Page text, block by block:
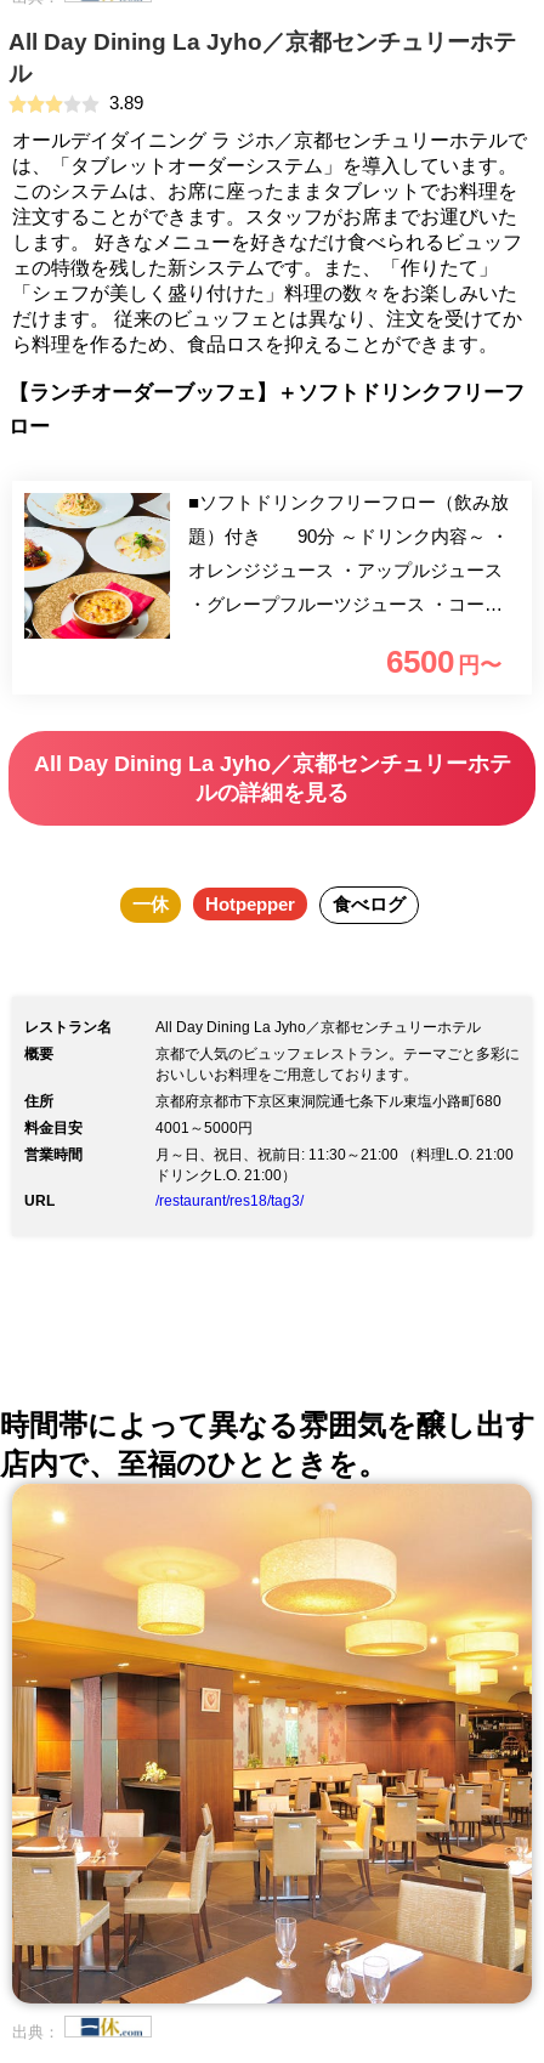
All Day Dining La Jyho／京都センチュリーホテ
ル
3.89
オールデイダイニング ラ ジホ／京都センチュリーホテルで
は、「タブレットオーダーシステム」を導入しています。
このシステムは、お席に座ったままタブレットでお料理を
注文することができます。スタッフがお席までお運びいた
します。 好きなメニューを好きなだけ食べられるビュッフ
ェの特徴を残した新システムです。また、「作りたて」
「シェフが美しく盛り付けた」料理の数々をお楽しみいた
だけます。 従来のビュッフェとは異なり、注文を受けてか
ら料理を作るため、食品ロスを抑えることができます。
【ランチオーダーブッフェ】＋ソフトドリンクフリーフ
ロー
■ソフトドリンクフリーフロー（飲み放
題）付き 90分 ～ドリンク内容～ ・
オレンジジュース ・アップルジュース
・グレープフルーツジュース ・コーラ
ガーサワー ・ストロベリーソーダ ・マ
※個室（最大4名）や半個室（最大4名）
を希望の場合お電話にてご連絡をお願い
記載いただいた場合もご用意いたしかね
お好きなメニューをお好きなだけお召し
上がりいただけるビュッフェの特長は残
しながら、「出来立て」かつ「シェフに
よる美しい盛りつけ」の料理の数々をお
楽しみいただけます。
6500 円〜
All Day Dining La Jyho／京都センチュリーホテ
ルの詳細を見る
一休 Hotpepper 食べログ
レストラン名
All Day Dining La Jyho／京都センチュリーホテル
概要
京都で人気のビュッフェレストラン。テーマごと多彩に
おいしいお料理をご用意しております。
住所
京都府京都市下京区東洞院通七条下ル東塩小路町680
料金目安
4001～5000円
営業時間
月～日、祝日、祝前日: 11:30～21:00 （料理L.O. 21:00
ドリンクL.O. 21:00）
URL
/restaurant/res18/tag3/
時間帯によって異なる雰囲気を醸し出す
店内で、至福のひとときを。
出典：